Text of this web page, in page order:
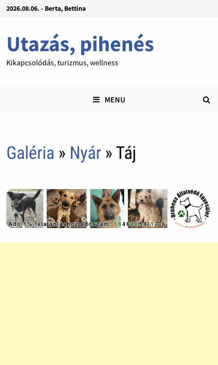
2026.08.06. - Berta, Bettina
Utazás, pihenés
Kikapcsolódás, turizmus, wellness
MENU
Galéria » Nyár» Táj